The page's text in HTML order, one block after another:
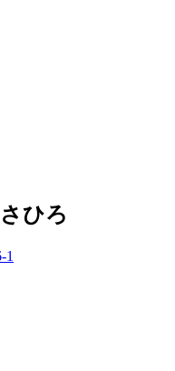
ひろ
1